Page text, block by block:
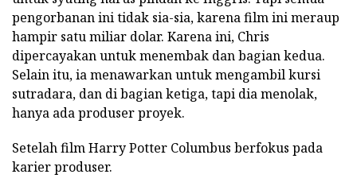
pengorbanan ini tidak sia-sia, karena film ini meraup
hampir satu miliar dolar. Karena ini, Chris
dipercayakan untuk menembak dan bagian kedua.
Selain itu, ia menawarkan untuk mengambil kursi
sutradara, dan di bagian ketiga, tapi dia menolak,
hanya ada produser proyek.
Setelah film Harry Potter Columbus berfokus pada
karier produser.